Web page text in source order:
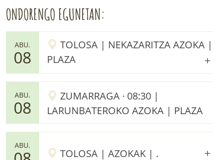
ONDORENGO EGUNETAN:
ABU.
08
TOLOSA | NEKAZARITZA AZOKA |
PLAZA
ABU.
08
ZUMARRAGA · 08:30 |
LARUNBATEROKO AZOKA | PLAZA
ABU.
TOLOSA | AZOKAK | .